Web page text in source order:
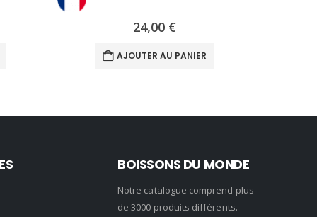
24,00 €
AJOUTER AU PANIER
BOISSONS DU MONDE
Notre catalogue comprend plus
de 3000 produits différents.